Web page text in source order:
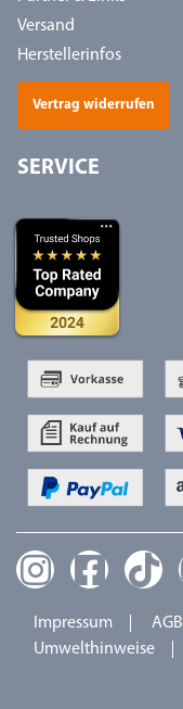
Versand
Herstellerinfos
Vertrag widerrufen
SERVICE
Impressum AGB
Umwelthinweise